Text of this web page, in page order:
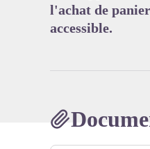
l'achat de
accessible.